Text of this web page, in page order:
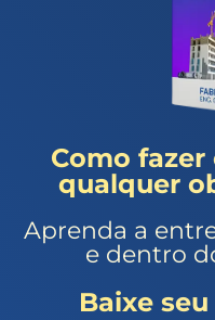
Como
qualquer
Aprenda a
e dentro
Baixe